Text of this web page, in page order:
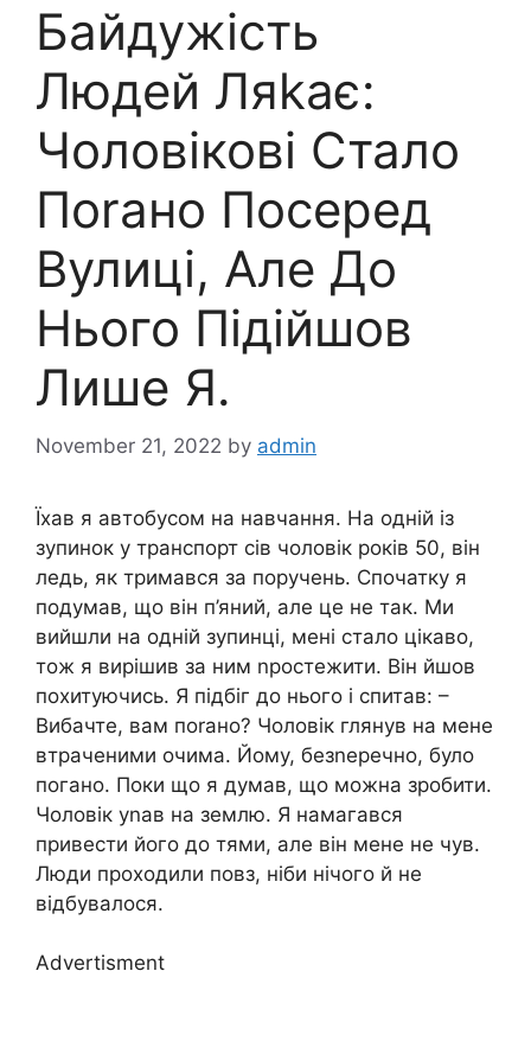
Байдужість
Людей Ляkає:
Чоловікові Стало
Поrано Посеред
Вулиці, Але До
Нього Підійшов
Лише Я.
November 21, 2022 by admin
Їхав я автобусом на навчання. На одній із
зупинок у транспорт сів чоловік років 50, він
ледь, як тримався за поручень. Спочатку я
подумав, що він п’яний, але це не так. Ми
вийшли на одній зупинці, мені стало цікаво,
тож я вирішив за ним nростежити. Він йшов
похитуючись. Я підбіг до нього і спитав: –
Вибачте, вам поrано? Чоловік глянув на мене
втраченими очима. Йому, безnеречно, було
погано. Поки що я думав, що можна зробити.
Чоловік уnав на землю. Я намагався
привести його до тями, але він мене не чув.
Люди проходили повз, ніби нічого й не
відбувалося.
Advertisment